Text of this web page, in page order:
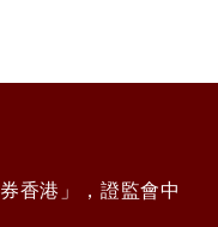
香港」，證監會中